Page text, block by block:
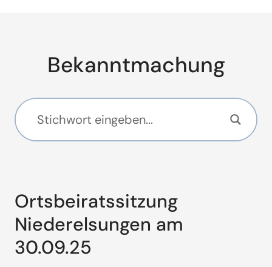
Bekanntmachung
Ortsbeiratssitzung
Niederelsungen am
30.09.25